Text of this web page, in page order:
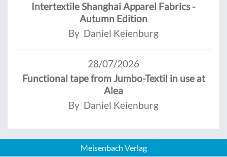
Intertextile Shanghai Apparel Fabrics -
Autumn Edition
By Daniel Keienburg
28/07/2026
Functional tape from Jumbo-Textil in use at
Alea
By Daniel Keienburg
Meisenbach Verlag